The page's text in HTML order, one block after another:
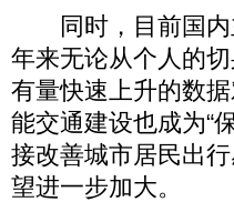
同时，目前国内
年来无论从个人的
有量快速上升的数
能交通建设也成为“
接改善城市居民出
望进一步加大。